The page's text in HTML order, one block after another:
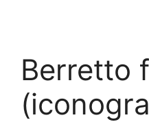
Berretto